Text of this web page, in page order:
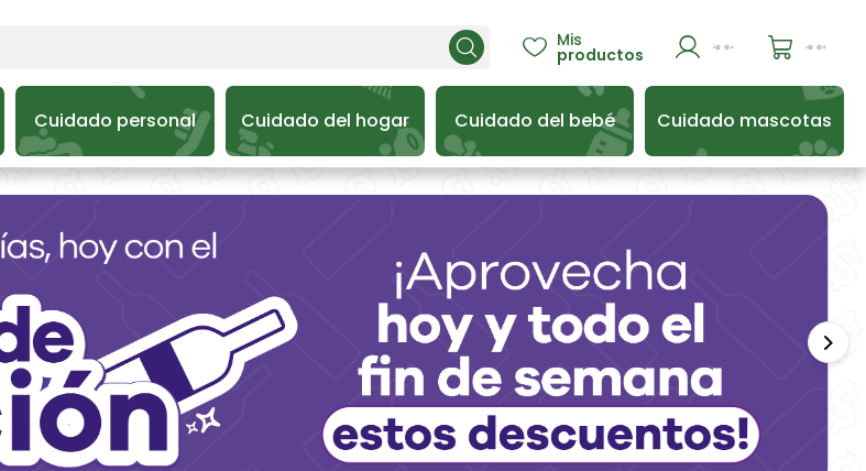
 Mis
productos
Cuidado personal Cuidado del hogar Cuidado del bebé Cuidado mascotas